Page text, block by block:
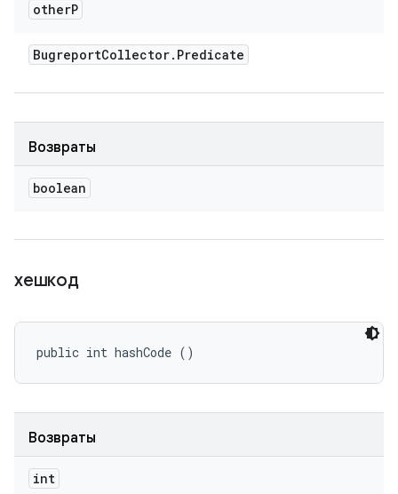
otherP
BugreportCollector. Predicate
Возвраты
boolean
хешкод
public int hashCode ()
Возвраты
int